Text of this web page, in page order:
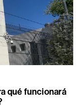
qué funcionará